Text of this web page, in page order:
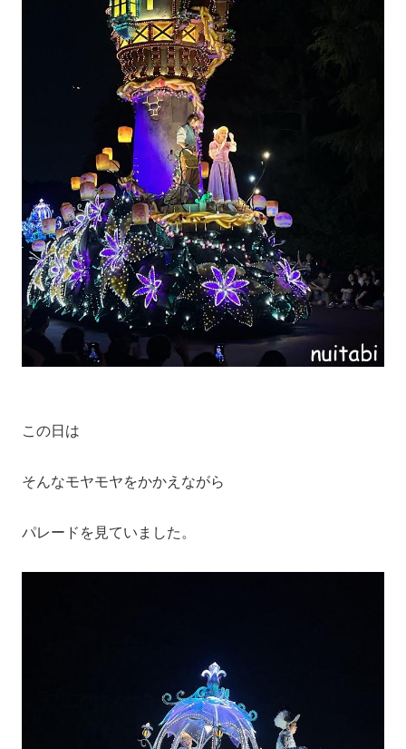
この日は
そんなモヤモヤをかかえながら
パレードを見ていました。